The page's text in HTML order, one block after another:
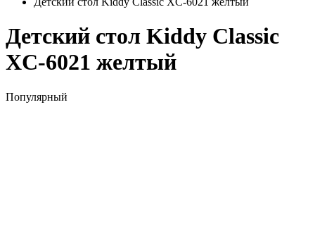
Детский стол Kiddy Classic
XC-6021 желтый
Популярный